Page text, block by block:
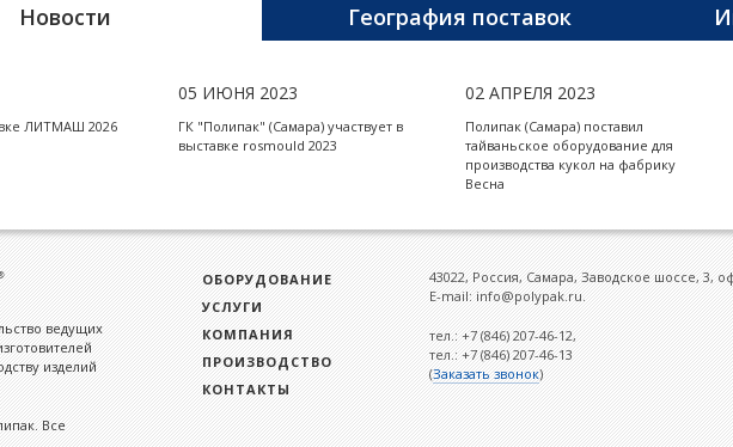
Новости География поставок
ЛИТМАШ 2026
05 ИЮНЯ 2023
ГК "Полипак" (Самара) участвует в
выставке rosmould 2023
02 АПРЕЛЯ 2023
Полипак (Самара) поставил
тайваньское оборудование для
производства кукол на фабрику
Весна
ведущих
изделий
Все
ОБОРУДОВАНИЕ
УСЛУГИ
КОМПАНИЯ
ПРОИЗВОДСТВО
КОНТАКТЫ
43022, Россия, Самара, Заводское шоссе, 3,
E-mail: info@polypak.ru.
тел.: +7 (846) 207-46-12,
тел.: +7 (846) 207-46-13
(Заказать звонок)